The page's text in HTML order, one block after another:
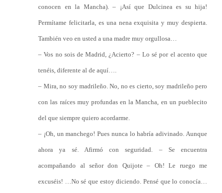
conocen en la Mancha). – ¡Así que Dulcinea es su hija!
Permítame felicitarla, es una nena exquisita y muy despierta.
También veo en usted a una madre muy orgullosa…
– Vos no sois de Madrid, ¿Acierto? – Lo sé por el acento que
tenéis, diferente al de aquí….
– Mira, no soy madrileño. No, no es cierto, soy madrileño pero
con las raíces muy profundas en la Mancha, en un pueblecito
del que siempre quiero acordarme.
– ¡Oh, un manchego! Pues nunca lo habría adivinado. Aunque
ahora ya sé. Afirmó con seguridad. – Se encuentra
acompañando al señor don Quijote – Oh! Le ruego me
excuséis! …No sé que estoy diciendo. Pensé que lo conocía…